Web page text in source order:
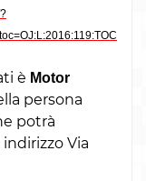
è Motor
persona
potrà
Via